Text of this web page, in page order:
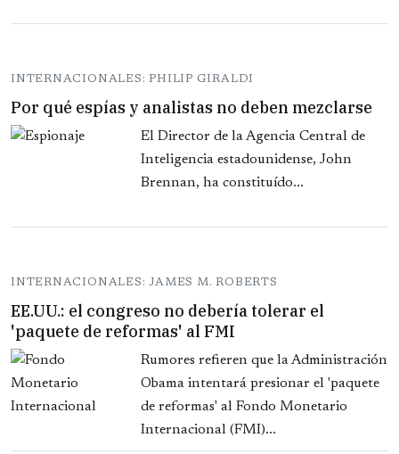
INTERNACIONALES: PHILIP GIRALDI
Por qué espías y analistas no deben mezclarse
El Director de la Agencia Central de
Inteligencia estadounidense, John
Brennan, ha constituído...
INTERNACIONALES: JAMES M. ROBERTS
EE.UU.: el congreso no debería tolerar el
'paquete de reformas' al FMI
Rumores refieren que la Administración
Obama intentará presionar el 'paquete
de reformas' al Fondo Monetario
Internacional (FMI)...